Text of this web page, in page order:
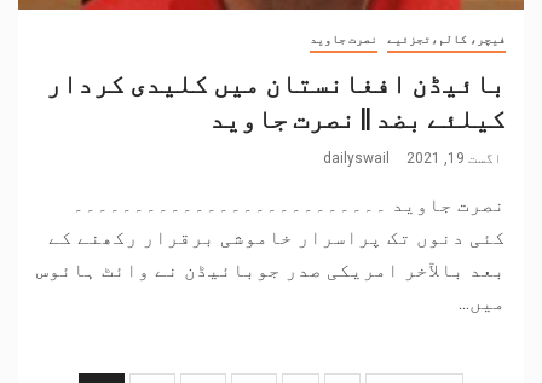
فیچر، کالم،تجزئیے نصرت جاوید
بائیڈن افغانستان میں کلیدی کردار
کیلئے بضد || نصرت جاوید
اگست 19, 2021 dailyswail
نصرت جاوید ۔۔۔۔۔۔۔۔۔۔۔۔۔۔۔۔۔۔۔۔۔۔۔۔۔۔
کئی دنوں تک پراسرار خاموشی برقرار رکھنے کے
بعد بالآخر امریکی صدر جوبائیڈن نے وائٹ ہائوس
میں...